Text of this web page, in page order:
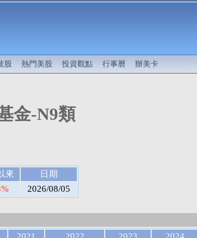
股 熱門美股 投資觀點 行事曆 辦美卡
金-N9類
來
日期
2026/08/05